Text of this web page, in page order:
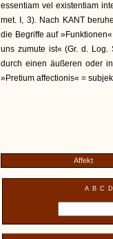
essentiam vel existentiam
met. I, 3). Nach KANT
die Begriffe auf
uns zumute ist« (Gr. d.
durch einen äußeren oder
»Pretium affectionis« =
Affekt
A B C D